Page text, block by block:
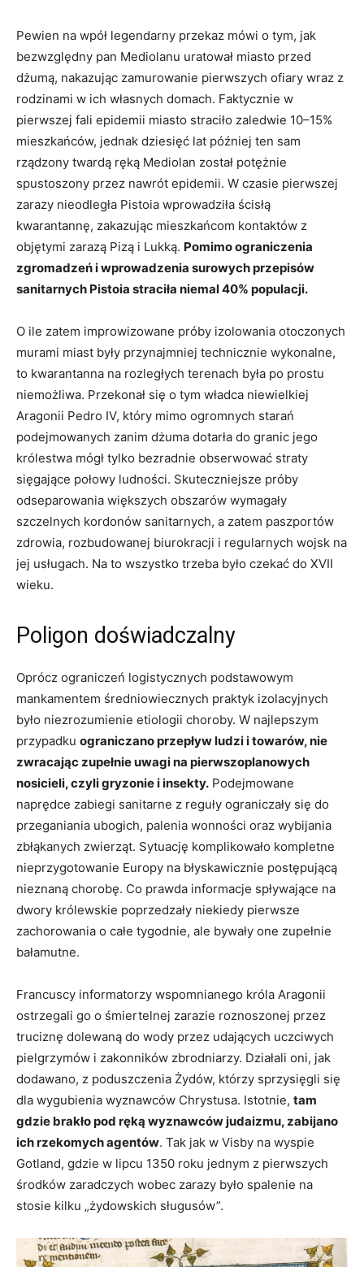
Pewien na wpół legendarny przekaz mówi o tym, jak
bezwzględny pan Mediolanu uratował miasto przed
dżumą, nakazując zamurowanie pierwszych ofiary wraz z
rodzinami w ich własnych domach. Faktycznie w
pierwszej fali epidemii miasto straciło zaledwie 10–15%
mieszkańców, jednak dziesięć lat później ten sam
rządzony twardą ręką Mediolan został potężnie
spustoszony przez nawrót epidemii. W czasie pierwszej
zarazy nieodległa Pistoia wprowadziła ścisłą
kwarantannę, zakazując mieszkańcom kontaktów z
objętymi zarazą Pizą i Lukką. Pomimo ograniczenia
zgromadzeń i wprowadzenia surowych przepisów
sanitarnych Pistoia straciła niemal 40% populacji.
O ile zatem improwizowane próby izolowania otoczonych
murami miast były przynajmniej technicznie wykonalne,
to kwarantanna na rozległych terenach była po prostu
niemożliwa. Przekonał się o tym władca niewielkiej
Aragonii Pedro IV, który mimo ogromnych starań
podejmowanych zanim dżuma dotarła do granic jego
królestwa mógł tylko bezradnie obserwować straty
sięgające połowy ludności. Skuteczniejsze próby
odseparowania większych obszarów wymagały
szczelnych kordonów sanitarnych, a zatem paszportów
zdrowia, rozbudowanej biurokracji i regularnych wojsk na
jej usługach. Na to wszystko trzeba było czekać do XVII
wieku.
Poligon doświadczalny
Oprócz ograniczeń logistycznych podstawowym
mankamentem średniowiecznych praktyk izolacyjnych
było niezrozumienie etiologii choroby. W najlepszym
przypadku ograniczano przepływ ludzi i towarów, nie
zwracając zupełnie uwagi na pierwszoplanowych
nosicieli, czyli gryzonie i insekty. Podejmowane
naprędce zabiegi sanitarne z reguły ograniczały się do
przeganiania ubogich, palenia wonności oraz wybijania
zbłąkanych zwierząt. Sytuację komplikowało kompletne
nieprzygotowanie Europy na błyskawicznie postępującą
nieznaną chorobę. Co prawda informacje spływające na
dwory królewskie poprzedzały niekiedy pierwsze
zachorowania o całe tygodnie, ale bywały one zupełnie
bałamutne.
Francuscy informatorzy wspomnianego króla Aragonii
ostrzegali go o śmiertelnej zarazie roznoszonej przez
truciznę dolewaną do wody przez udających uczciwych
pielgrzymów i zakonników zbrodniarzy. Działali oni, jak
dodawano, z poduszczenia Żydów, którzy sprzysięgli się
dla wygubienia wyznawców Chrystusa. Istotnie, tam
gdzie brakło pod ręką wyznawców judaizmu, zabijano
ich rzekomych agentów. Tak jak w Visby na wyspie
Gotland, gdzie w lipcu 1350 roku jednym z pierwszych
środków zaradczych wobec zarazy było spalenie na
stosie kilku „żydowskich sługusów”.